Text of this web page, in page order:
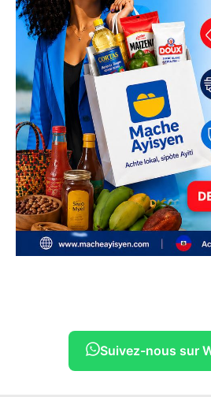
Suivez-nous sur